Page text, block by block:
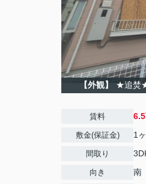
【外観】 ★追焚
賃料 6.5
敷金(保証金) 1
間取り
向き 南